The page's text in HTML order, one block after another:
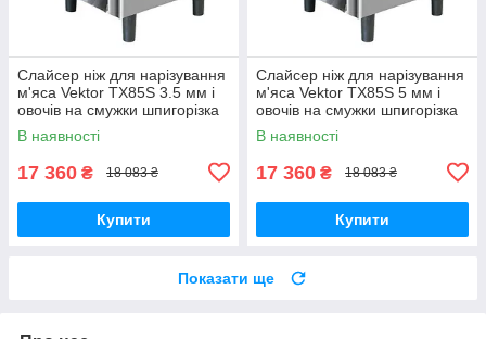
Слайсер ніж для нарізування
м'яса Vektor TX85S 3.5 мм і
овочів на смужки шпигорізка
В наявності
17 360 ₴ 18 083 ₴
Купити
Слайсер ніж для нарізування
м'яса Vektor TX85S 5 мм і
овочів на смужки шпигорізка
В наявності
17 360 ₴ 18 083 ₴
Купити
Показати ще